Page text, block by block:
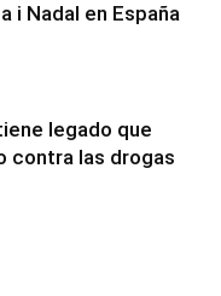
i Nadal en España
legado que
contra las drogas